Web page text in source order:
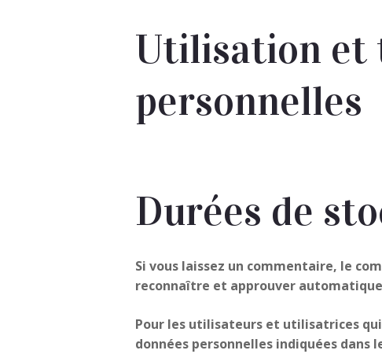
Utilisation et
personnelles
Durées de
Si vous laissez un commentaire, le
reconnaître et approuver
Pour les utilisateurs et utilisatrices
données personnelles indiquées